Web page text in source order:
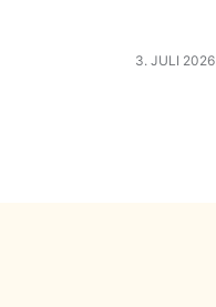
3. JULI 2026